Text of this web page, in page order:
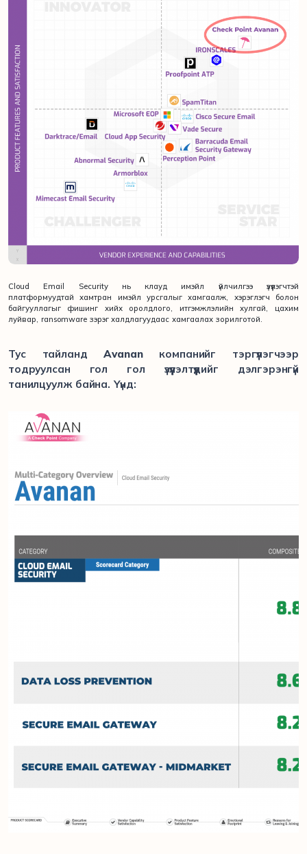
Cloud Email Security нь клауд имэйл үйлчилгээ үзүүлэгчтэй
платформуудтай хамтран имэйл урсгалыг хамгаалж, хэрэглэгч болон
байгууллагыг фишинг хийх оролдлого, итгэмжлэлийн хулгай, цахим
луйвар, ransomware зэрэг халдлагуудаас хамгаалах зорилготой.
Тус тайландAvananкомпанийг тэргүүлэгчээр
тодруулсан гол гол үзүүлэлтүүдийг дэлгэрэнгүй
танилцуулж байна. Үүнд: